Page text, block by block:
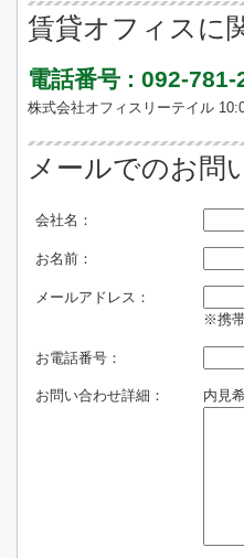
賃貸オフィスに
電話番号 : 092-781-
株式会社オフィスリーテイル
メールでのお問
会社名：
お名前：
メールアドレス：
※携
お電話番号：
お問い合わせ詳細： 内見